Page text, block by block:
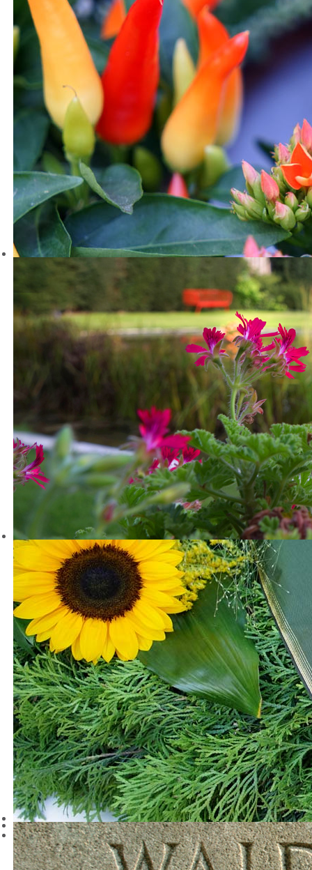
FILMBEITRAG VOM 21. NOVEMBER 2025
Schauen Sie sich den Beitrag von der Lokalzeit Münsterlandan.Ab
Minute 11:24wird eine Begehung der Gartenanlage im
Waldfriedhof mit den Friedhofsgärtnern Böttcher und Woltering
Direkt zum Beitrag
HERZLICH WILLKOMMEN IN UNSERER
FRIEDHOFSGÄRTNEREI BÖTTCHER AM
WALDFRIEDHOF LAUHEIDE
Liebe Kunden!
Zwischen Münster und Telgte, zwischen Wiesen, Wäldern und
Feldern liegt unsere Gärtnerei direkt an dem wunderschönen
Waldfriedhof Lauheide, in unmittelbarer Nähe zur Ems und dem
dazugehörenden Naturschutzgebiet. Auf das gemeinschaftliche
Projekt:
GRÜNER RAUM DER ERINNERUNGmöchten wir Sie hier
besonders hinweisen.
In unserer Gärtnerei finden Sie, was Sie für die Gestaltung einer
Grabstelle aber natürlich auch für Ihren Garten, die Terrasse oder
Balkon benötigen. Große und kleine Grünpflanzen, Blühendes und
liebevoll gestaltete Pflanzschalen. Stets stehen wir Ihnen in allen
praktischen Fragen zur Seite und beraten Sie gerne. Auch
Dekoratives und Ausgefallenes in verschiedenen Materialien
können Sie auf unseren Verkaufsflächen entdecken, sowohl in den
Innenräumen, als auch im großen Außenbereich.
Schlendern Sie durch unser lichtdurchflutetes Glashaus, das für
die Anzucht von Gärtner-Qualitätspflanzen und als Ausstellungs-
und Verkaufsraum dient.